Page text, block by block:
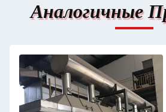
Аналогичные